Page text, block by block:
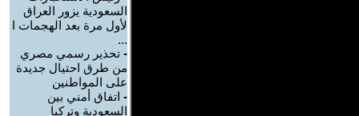
السعودية يزور العراق
لأول مرة بعد الهجمات ا
...
- تحذير رسمي مصري
من طرق احتيال جديدة
على المواطنين
- اتفاق أمني بين
السعودية وتركيا